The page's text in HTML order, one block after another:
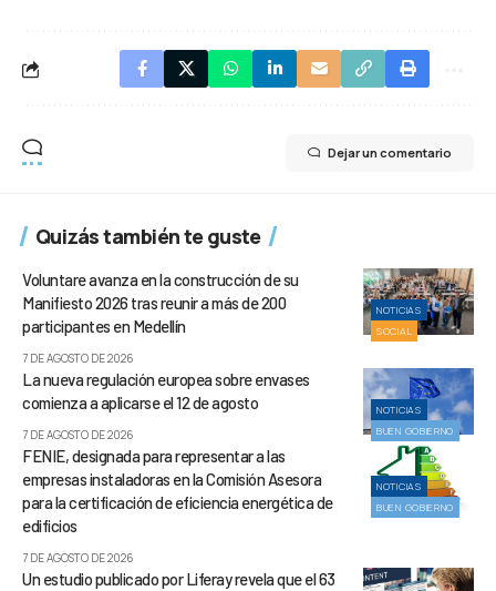
Dejar un comentario
Quizás también te guste
NOTICIAS
SOCIAL
Voluntare avanza en la construcción de su
Manifiesto 2026 tras reunir a más de 200
participantes en Medellín
7 DE AGOSTO DE 2026
NOTICIAS
BUEN GOBIERNO
La nueva regulación europea sobre envases
comienza a aplicarse el 12 de agosto
7 DE AGOSTO DE 2026
NOTICIAS
BUEN GOBIERNO
FENIE, designada para representar a las
empresas instaladoras en la Comisión Asesora
para la certificación de eficiencia energética de
edificios
7 DE AGOSTO DE 2026
Un estudio publicado por Liferay revela que el 63